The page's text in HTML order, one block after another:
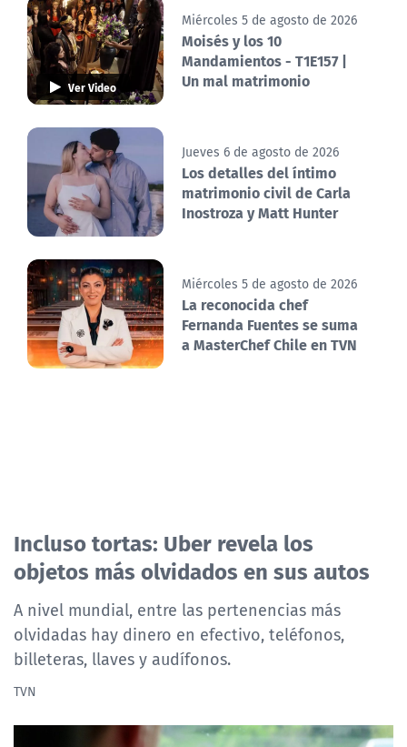
Ver Video
Miércoles 5 de agosto de 2026
Moisés y los 10
Mandamientos - T1E157 |
Un mal matrimonio
Jueves 6 de agosto de 2026
Los detalles del íntimo
matrimonio civil de Carla
Inostroza y Matt Hunter
Miércoles 5 de agosto de 2026
La reconocida chef
Fernanda Fuentes se suma
a MasterChef Chile en TVN
Incluso tortas: Uber revela los
objetos más olvidados en sus autos
A nivel mundial, entre las pertenencias más
olvidadas hay dinero en efectivo, teléfonos,
billeteras, llaves y audífonos.
TVN